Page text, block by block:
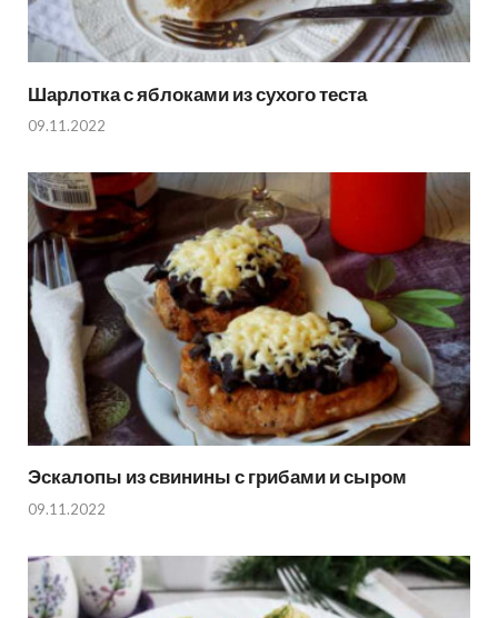
Шарлотка с яблоками из сухого теста
09.11.2022
Эскалопы из свинины с грибами и сыром
09.11.2022